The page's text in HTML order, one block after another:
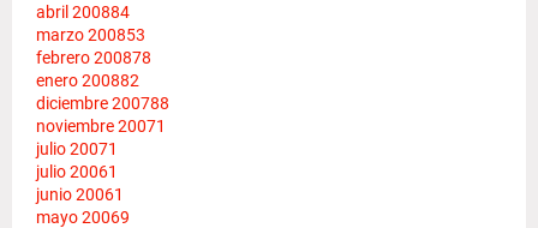
abril 200884
marzo 200853
febrero 200878
enero 200882
diciembre 200788
noviembre 20071
julio 20071
julio 20061
junio 20061
mayo 20069